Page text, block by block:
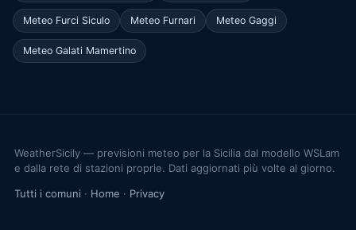
Meteo Furci Siculo Meteo Furnari Meteo Gaggi
Meteo Galati Mamertino
WeatherSicily — previsioni meteo per la Sicilia dal modello WSLam
e dalla rete di stazioni proprie. Dati aggiornati più volte al giorno.
Tutti i comuni · Home · Privacy